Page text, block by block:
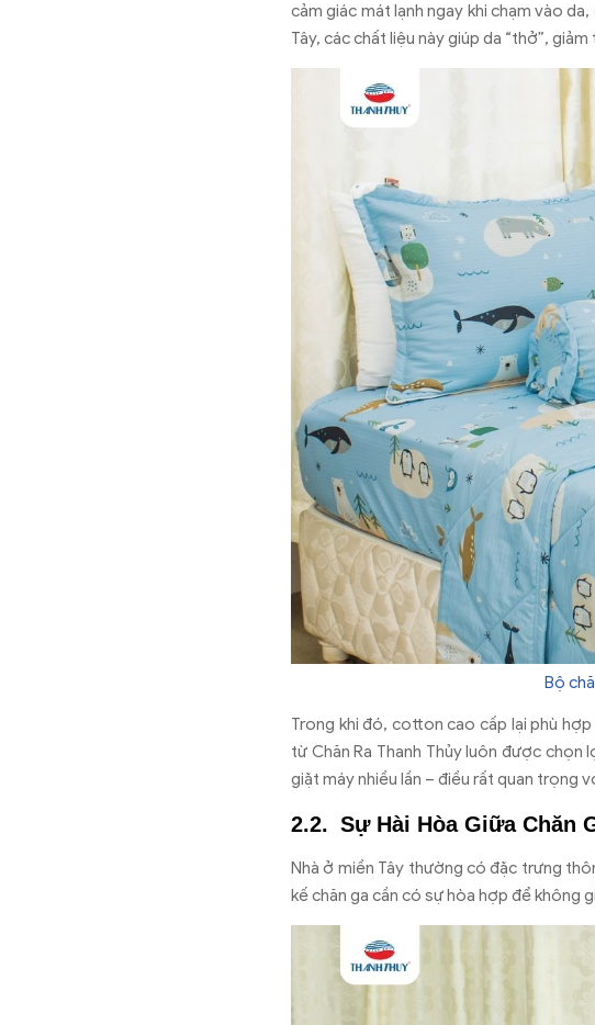
cảm giác mát lạnh ngay khi chạm vào
Tây, các chất liệu này giúp da “thở”,
Bộ
Trong khi đó, cotton cao cấp lại phù
từ Chăn Ra Thanh Thủy luôn được
giặt máy nhiều lần – điều rất quan trọng
Sự Hài Hòa Giữa Chăn
Nhà ở miền Tây thường có đặc trưng
kế chăn ga cần có sự hòa hợp để không